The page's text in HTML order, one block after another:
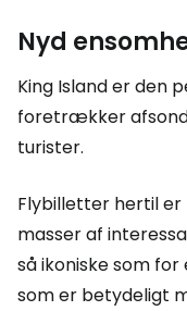
Nyd
King Island er den
foretrækker
turister.
Flybilletter hertil er
masser af
så ikoniske som
som er betydeligt